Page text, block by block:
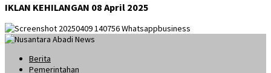
IKLAN KEHILANGAN 08 April 2025
Berita
Pemerintahan